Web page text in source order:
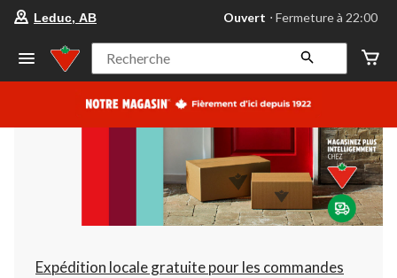
votre
préféré
Leduc,
AB,
courament
Fermeture
à
22:00
cliquer
pour
changer
Leduc, AB Ouvert ⋅ Fermeture à 22:00
Recherche
Expédition locale gratuite pour les commandes